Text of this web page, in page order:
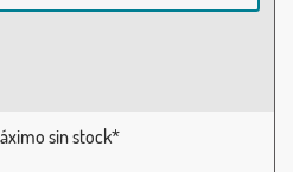
sin stock*